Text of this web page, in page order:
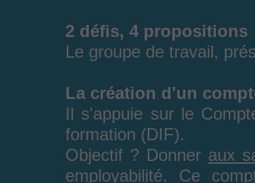
2 défis, 4 propositions
Le groupe de travail,
La création d'un
Il s'appuie sur le
formation (DIF).
Objectif ? Donner aux
employabilité. Ce